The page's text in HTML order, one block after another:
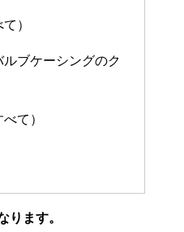
）
ブケーシングのク
て）
ります。